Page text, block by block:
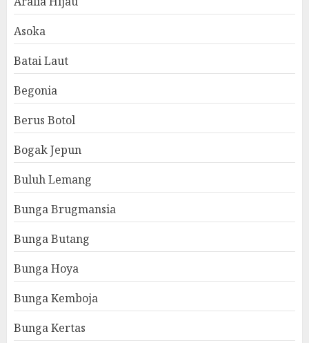
Asoka
Batai Laut
Begonia
Berus Botol
Bogak Jepun
Buluh Lemang
Bunga Brugmansia
Bunga Butang
Bunga Hoya
Bunga Kemboja
Bunga Kertas